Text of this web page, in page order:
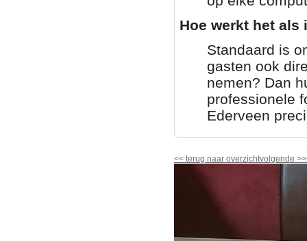
Hoe werkt het
Standaard is
gasten ook
nemen? Dan
professionele
Ederveen
<< terug naar overzichtvolgende >>